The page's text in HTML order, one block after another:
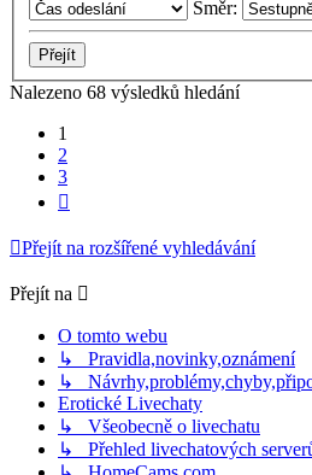
Směr:
Nalezeno 68 výsledků hledání
1
2
3
Přejít na rozšířené vyhledávání
Přejít na
O tomto webu
↳ Pravidla,novinky,oznámení
↳
Erotické Livechaty
↳ Všeobecně o livechatu
↳ Přehled livechatových